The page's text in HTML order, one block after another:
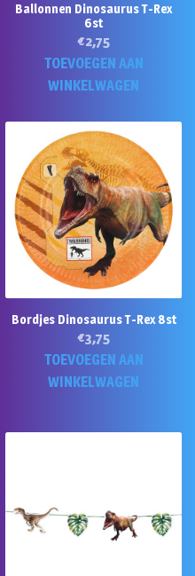
Ballonnen Dinosaurus T-Rex
6st
€2,75
TOEVOEGEN AAN
WINKELWAGEN
Bordjes Dinosaurus T-Rex 8st
€3,75
TOEVOEGEN AAN
WINKELWAGEN